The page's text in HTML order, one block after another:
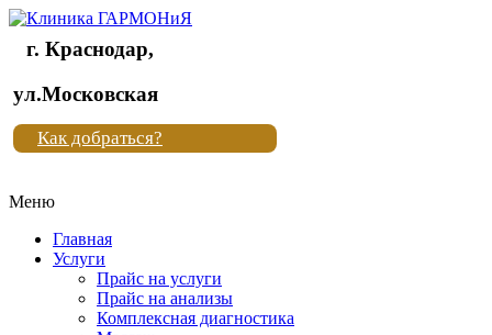
Клиника
"Новая
жизнь"
Клиника
жизнь"
г. Краснодар,
ул.Московская
Как добраться?
Меню
Главная
Услуги
Прайс на услуги
Прайс на анализы
Комплексная диагностика